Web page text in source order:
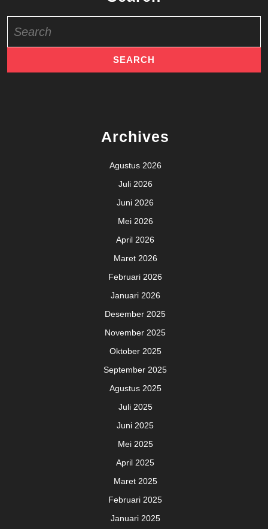
for:
Archives
Agustus 2026
Juli 2026
Juni 2026
Mei 2026
April 2026
Maret 2026
Februari 2026
Januari 2026
Desember 2025
November 2025
Oktober 2025
September 2025
Agustus 2025
Juli 2025
Juni 2025
Mei 2025
April 2025
Maret 2025
Februari 2025
Januari 2025